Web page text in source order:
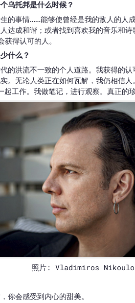
乌托邦是什么时候？
的事情……能够使曾经是我的敌人的人
达成和谐；或者找到喜欢我的音乐和
得认可的人。
什么？
的洪流不一致的个人道路。我获得的认
。无论人类正在如何瓦解，我仍相信
起工作。我做笔记，进行观察。真正的
照片: Vladimiros
你会感受到内心的甜美。